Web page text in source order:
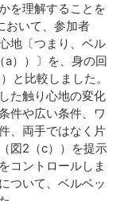
を理解することを
おいて、参加者
地〔つまり、ベル
））〕を、身の回
と比較しました。
た触り心地の変化
件や広い条件、ワ
、両手ではなく片
図2（c））を提示
コントロールしま
ついて、ベルベッ